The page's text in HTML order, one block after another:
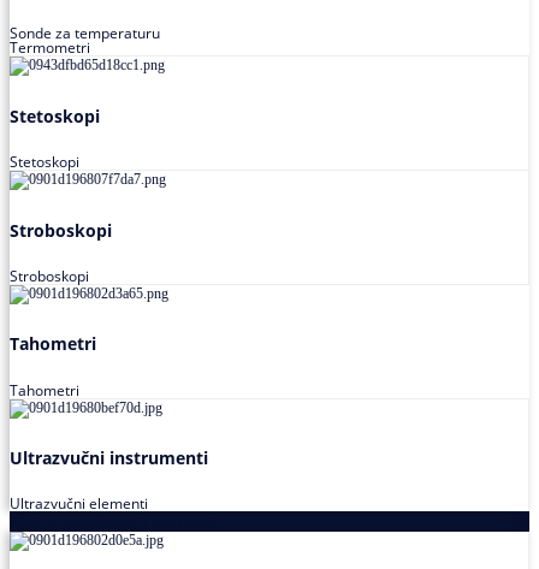
Sonde za temperaturu
Termometri
Stetoskopi
Stetoskopi
Stroboskopi
Stroboskopi
Tahometri
Tahometri
Ultrazvučni instrumenti
Ultrazvučni elementi